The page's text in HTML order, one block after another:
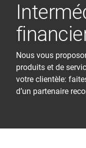
Nous vous
produits et de
votre clientèle:
d’un partenaire